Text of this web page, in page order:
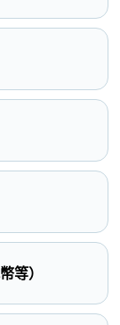
等）